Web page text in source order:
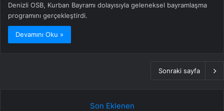
Denizli OSB, Kurban Bayramı dolayısıyla geleneksel bayramlaşma
programını gerçekleştirdi.
Devamını Oku »
Sonraki sayfa
Son Eklenen